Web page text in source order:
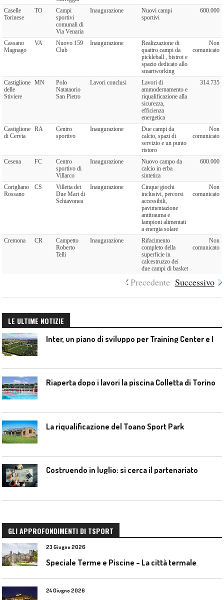
Caselle
Torinese
TO
Campi
sportivi
comunali di
Via Venaria
Inaugurazione
Nuovi campi
sportivi
600.000
Cassano
Magnago
VA
Nuovo 159
Club
Inaugurazione
Realizzazione di
quattro campi da
pickleball , bistrot e
spazio dedicato allo
smartworking
Non
comunicato
Castiglione
delle
Stiviere
MN
Polo
Natataorio
San Pietro
Lavori conclusi
Lavori di
ammodernamento e
riqualificazione alla
sicurezza,
efficienza
energetica
314.735
Castiglione
di Cervia
RA
Centro
sportivo
Inaugurazione
Due campi da
calcio, spazi di
servizio e un punto
ristoro
Non
comunicato
Cesena FC
Centro
sportivo di
Villarco
Inaugurazione
Nuovo campo da
calcio in erba
sintetica
600.000
Corigliano
Rossano
CS
Villetta dei
Due Mari di
Schiavonea
Inaugurazione
Cinque giochi
inclusivi, percorsi
accessibili,
pavimentazione
antitrauma e
lampioni alimentati
a energia solare
Non
comunicato
Cremona CR
Campetto
Roberto
Telli
Inaugurazione
Rifacimento
completo della
superficie in
calcestruzzo dei
due campi di basket
Non
comunicato
Precedente Successivo
LE ULTIME NOTIZIE
Riaperta dopo i lavori la piscina Colletta di Torino
La riqualificazione del Toano Sport Park
Costruendo in luglio: si cerca il partenariato
GLI APPROFONDIMENTI DI TSPORT
23 Giugno 2026
Speciale Terme e Piscine – La città termale
24 Giugno 2026